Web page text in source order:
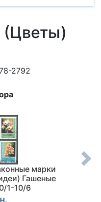
(Цветы)
2792
марки
Гашеные
1-10/6